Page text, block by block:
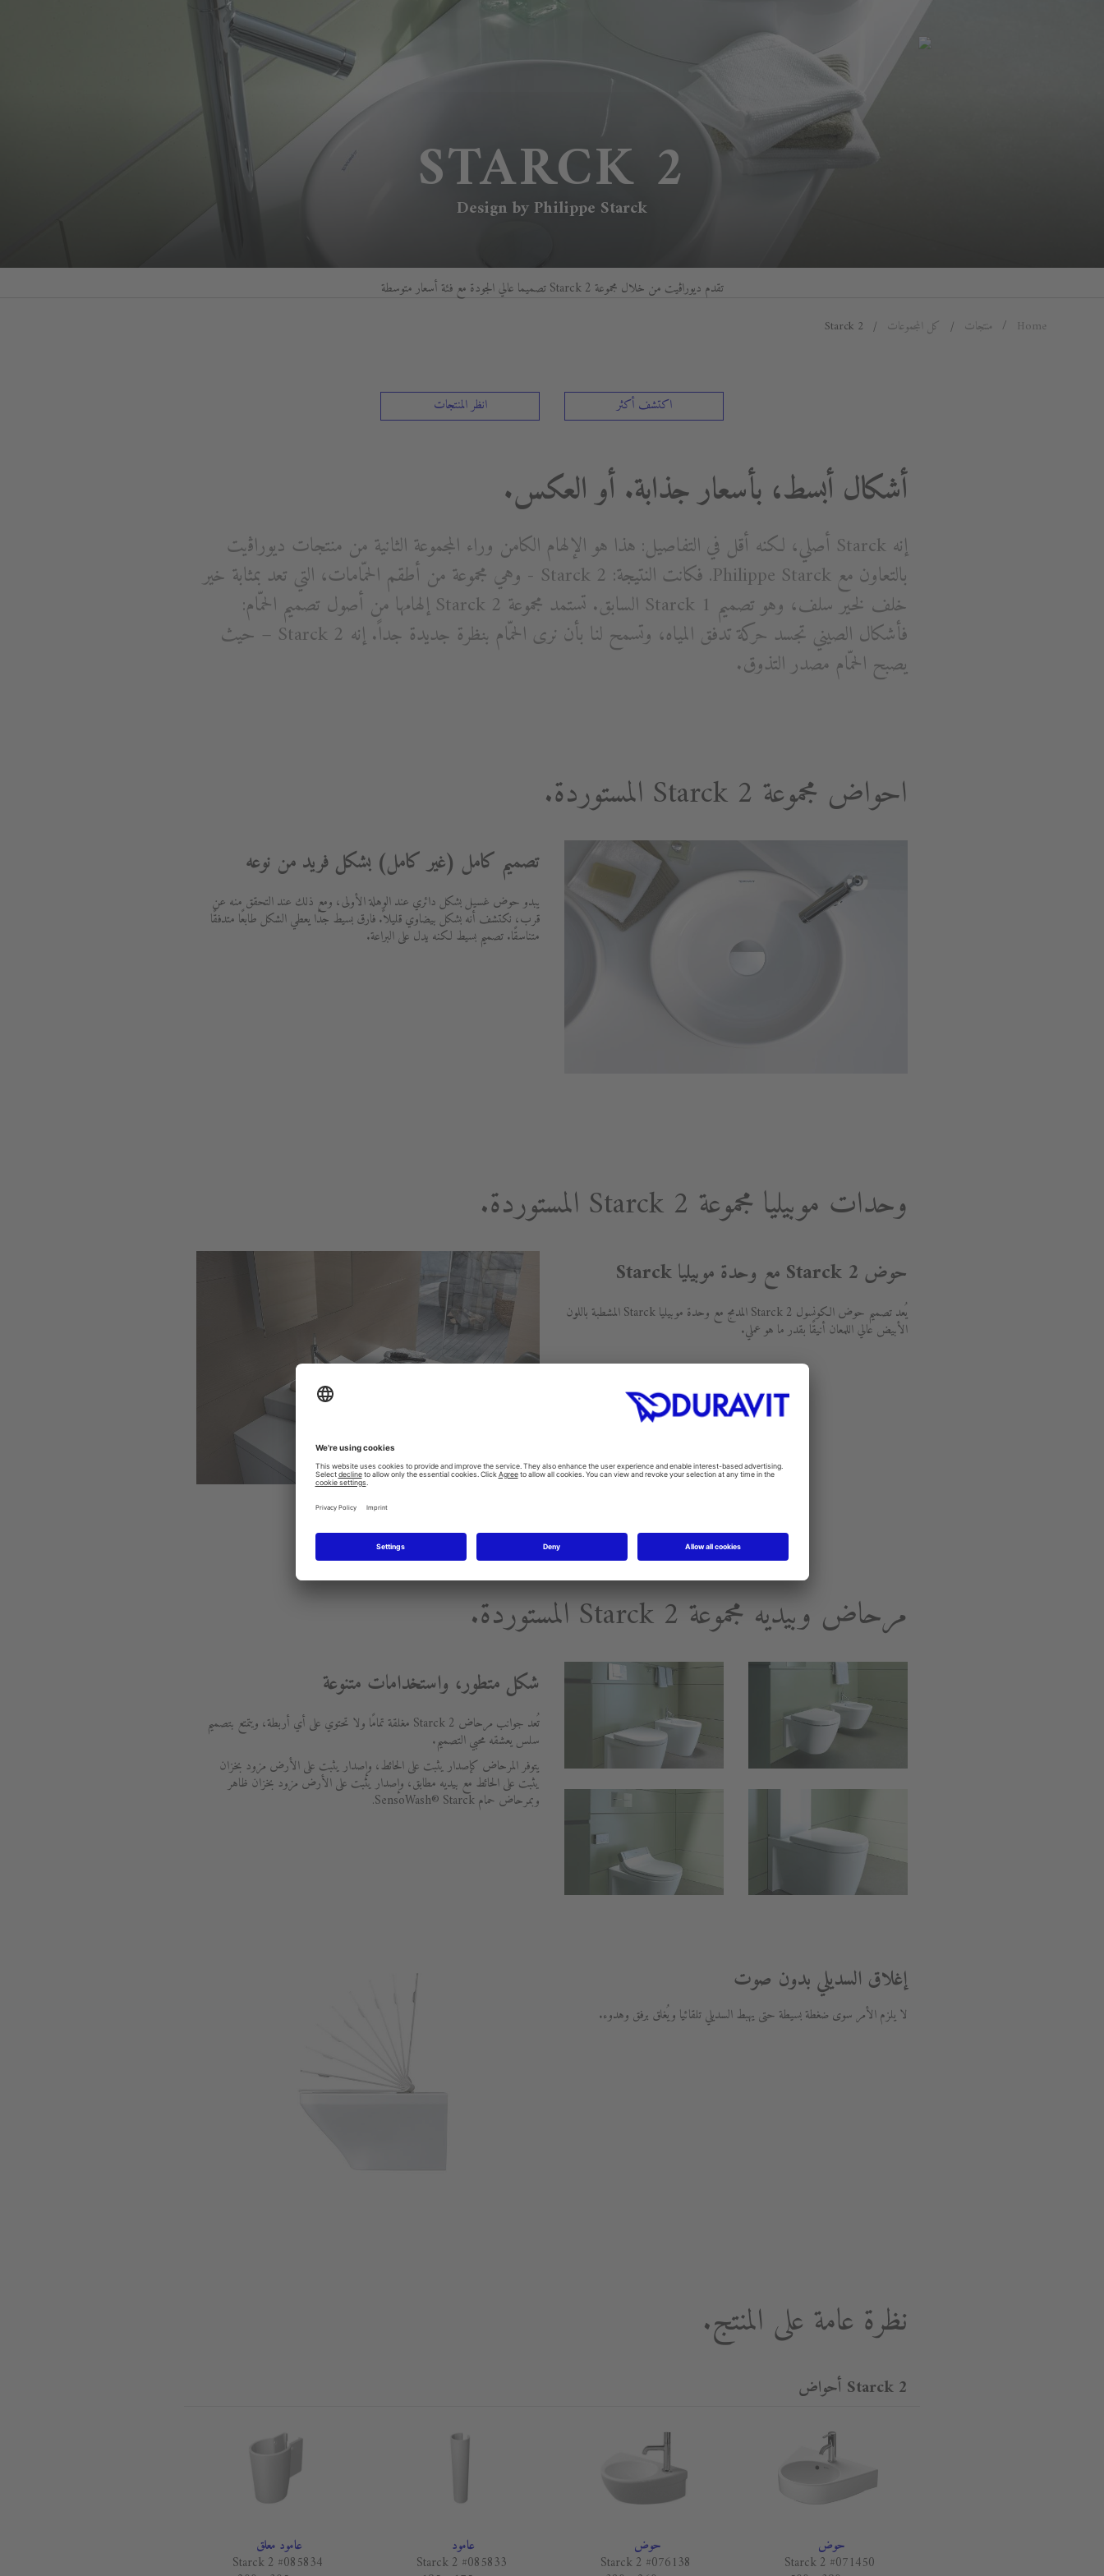
STARCK 2
Design by Philippe Starck
تقدم ديوراڨيت من خلال مجموعة Starck 2 تصميما عالي الجودة مع فئة أسعار متوسطة
Home منتجات كل المجموعات Starck 2
اكتشف أكثر انظر المنتجات
أشكال أبسط، بأسعار جذابة. أو العكس.
إنه Starck أصلي، لكنه أقل في التفاصيل: هذا هو الإلهام الكامن وراء المجموعة الثانية من منتجات ديوراﭬيت
بالتعاون مع Philippe Starck. فكانت النتيجة: Starck 2 - وهي مجموعة من أطقم الحمّامات، التي تعد بمثابة خير
خلف لخير سلف، وهو تصميم Starck 1 السابق. تستمد مجموعة Starck 2 إلهامها من أصول تصميم الحمّام:
فأشكال الصيني تجسد حركة تدفق المياه، وتسمح لنا بأن نرى الحمّام بنظرة جديدة جداً. إنه Starck 2 – حيث
يصبح الحمّام مصدر التذوق.
احواض مجموعة Starck 2 المستوردة.
تصميم كامل (غير كامل) بشكل فريد من نوعه
يبدو حوض غسيل بشكل دائري عند الوهلة الأولى، ومع ذلك عند التحقق منه عن
قرب، نكتشف أنه بشكل بيضاوي قليلاً. فارق بسيط جدًا يعطي الشكل طابعًا متدفقًا
متناسقًا. تصميم بسيط لكنه يدل على البراعة.
وحدات موبيليا مجموعة Starck 2 المستوردة.
حوض Starck 2 مع وحدة موبيليا Starck
يُعد تصميم حوض الكونسول Starck 2 المدمج مع وحدة موبيليا Starck المشطبة باللون
الأبيض عالي اللمعان أنيقًا بقدر ما هو عملي.
مرحاض وبيديه مجموعة Starck 2 المستوردة.
شكل متطور، واستخدامات متنوعة
تُعد جوانب مرحاض Starck 2 مغلقة تمامًا ولا تحتوي على أي أربطة، ويتمتع بتصميم
سلس يعشقه محبي التصميم.
يتوفر المرحاض كإصدار يثبت على الحائط، وإصدار يثبت على الأرض مزود بخزان
يثبت على الحائط مع بيديه مطابق، وإصدار يثبت على الأرض مزود بخزان ظاهر
وبمرحاض حمام SensoWash® Starck.
إغلاق السديلي بدون صوت
لا يلزم الأمر سوى ضغطة بسيطة حتى يهبط السديلي تلقائيا ويُغلق برفق وهدوء.
نظرة عامة على المنتج.
Starck 2 أحواض
حوض
Starck 2 #071450
حوض
Starck 2 #076138
عامود
Starck 2 #085833
عامود معلق
Starck 2 #085834